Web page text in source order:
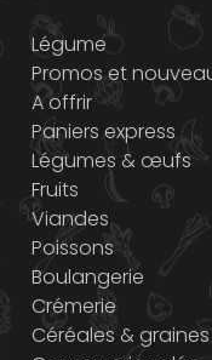
Légume
Promos et
A offrir
Paniers express
Légumes & œufs
Fruits
Viandes
Poissons
Boulangerie
Crémerie
Céréales & graines